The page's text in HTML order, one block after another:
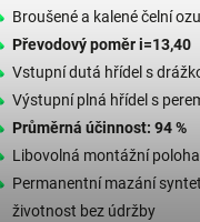
Broušené a kalené čelní
Převodový poměr i=13,40
Vstupní dutá hřídel s
Výstupní plná hřídel s
Průměrná účinnost: 94 %
Libovolná montážní poloha
Permanentní mazání
životnost bez údržby